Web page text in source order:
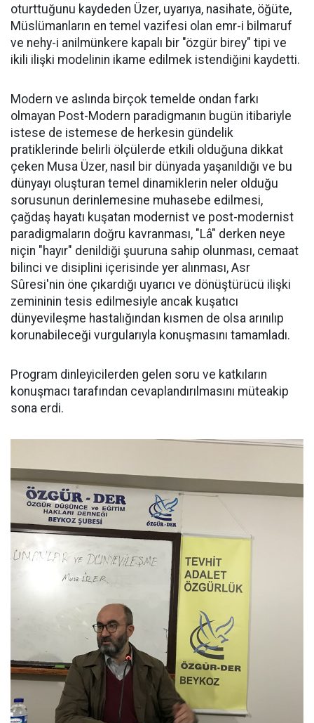
oturttuğunu kaydeden Üzer, uyarıya, nasihate, öğüte,
Müslümanların en temel vazifesi olan emr-i bilmaruf
ve nehy-i anilmünkere kapalı bir "özgür birey" tipi ve
ikili ilişki modelinin ikame edilmek istendiğini kaydetti.
Modern ve aslında birçok temelde ondan farkı
olmayan Post-Modern paradigmanın bugün itibariyle
istese de istemese de herkesin gündelik
pratiklerinde belirli ölçülerde etkili olduğuna dikkat
çeken Musa Üzer, nasıl bir dünyada yaşanıldığı ve bu
dünyayı oluşturan temel dinamiklerin neler olduğu
sorusunun derinlemesine muhasebe edilmesi,
çağdaş hayatı kuşatan modernist ve post-modernist
paradigmaların doğru kavranması, "Lâ" derken neye
niçin "hayır" denildiği şuuruna sahip olunması, cemaat
bilinci ve disiplini içerisinde yer alınması, Asr
Sûresi'nin öne çıkardığı uyarıcı ve dönüştürücü ilişki
zemininin tesis edilmesiyle ancak kuşatıcı
dünyevileşme hastalığından kısmen de olsa arınılıp
korunabileceği vurgularıyla konuşmasını tamamladı.
Program dinleyicilerden gelen soru ve katkıların
konuşmacı tarafından cevaplandırılmasını müteakip
sona erdi.